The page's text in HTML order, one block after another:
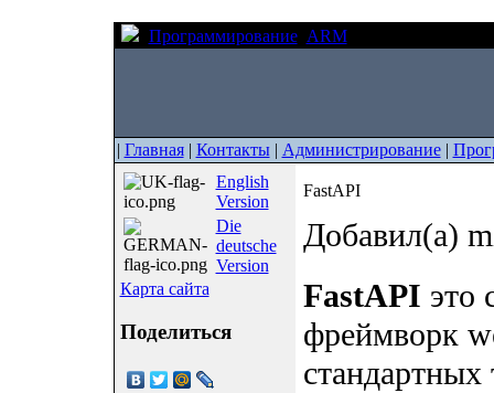
Программирование ARM
| Главная| Контакты| Администрирование|
English
Version
Die
deutsche
Version
Карта сайта
Поделиться
FastAPI
Добавил(а)
FastAPI это
фреймворк